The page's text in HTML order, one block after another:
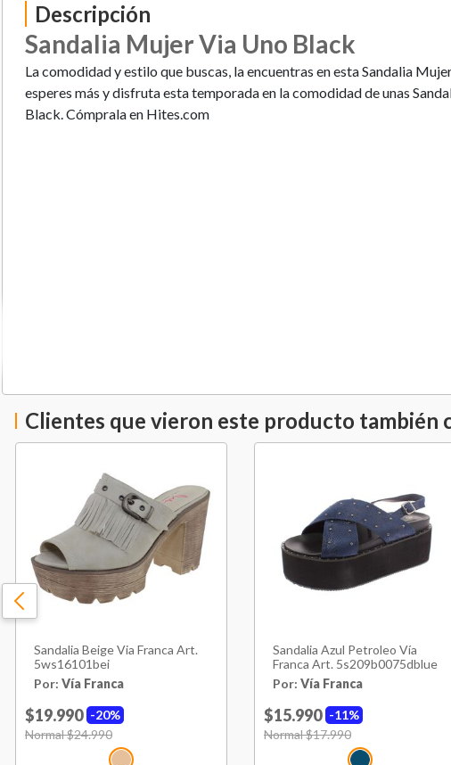
Descripción
Sandalia Mujer Via Uno Black
La comodidad y estilo que buscas, la encuentras en esta Sandalia
esperes más y disfruta esta temporada en la comodidad de unas
Black. Cómprala en Hites.com
Clientes que vieron este producto también
Sandalia Beige Via Franca Art.
5ws16101bei
Por: Vía Franca
20%
$19.990
Price reduced from
Normal $24.990
Sandalia Azul Petroleo Vía
Franca Art. 5s209b0075dblue
Por: Vía Franca
11%
$15.990
Price reduced from
Normal $17.990